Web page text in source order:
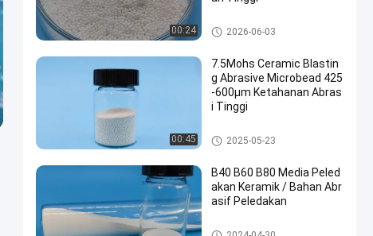
00:24 Media Penggilingan Zirkonia
2026-06-03
00:45
7.5Mohs Ceramic Blastin
g Abrasive Microbead 425
-600μm Ketahanan Abras
i Tinggi
Abrasif Peledakan Keramik
2025-05-23
B40 B60 B80 Media Peled
akan Keramik / Bahan Abr
asif Peledakan
Media Peledakan Keramik